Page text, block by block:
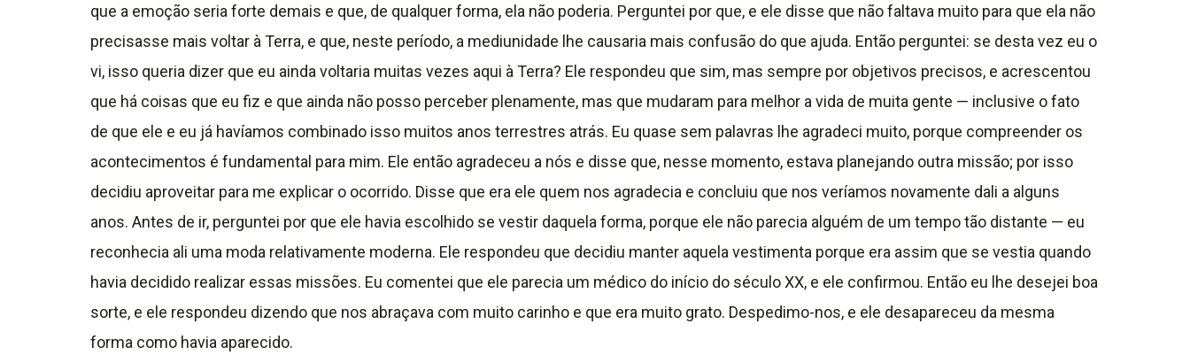
que a emoção seria forte demais e que, de qualquer forma, ela não poderia. Perguntei por que, e ele disse que não faltava muito para que ela não
precisasse mais voltar à Terra, e que, neste período, a mediunidade lhe causaria mais confusão do que ajuda. Então perguntei: se desta vez eu o
vi, isso queria dizer que eu ainda voltaria muitas vezes aqui à Terra? Ele respondeu que sim, mas sempre por objetivos precisos, e acrescentou
que há coisas que eu fiz e que ainda não posso perceber plenamente, mas que mudaram para melhor a vida de muita gente — inclusive o fato
de que ele e eu já havíamos combinado isso muitos anos terrestres atrás. Eu quase sem palavras lhe agradeci muito, porque compreender os
acontecimentos é fundamental para mim. Ele então agradeceu a nós e disse que, nesse momento, estava planejando outra missão; por isso
decidiu aproveitar para me explicar o ocorrido. Disse que era ele quem nos agradecia e concluiu que nos veríamos novamente dali a alguns
anos. Antes de ir, perguntei por que ele havia escolhido se vestir daquela forma, porque ele não parecia alguém de um tempo tão distante — eu
reconhecia ali uma moda relativamente moderna. Ele respondeu que decidiu manter aquela vestimenta porque era assim que se vestia quando
havia decidido realizar essas missões. Eu comentei que ele parecia um médico do início do século XX, e ele confirmou. Então eu lhe desejei boa
sorte, e ele respondeu dizendo que nos abraçava com muito carinho e que era muito grato. Despedimo-nos, e ele desapareceu da mesma
forma como havia aparecido.